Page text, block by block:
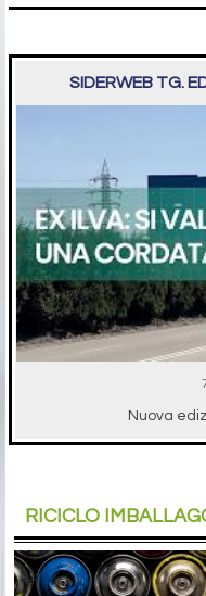
SIDERWEB TG.
Nuova
RICICLO